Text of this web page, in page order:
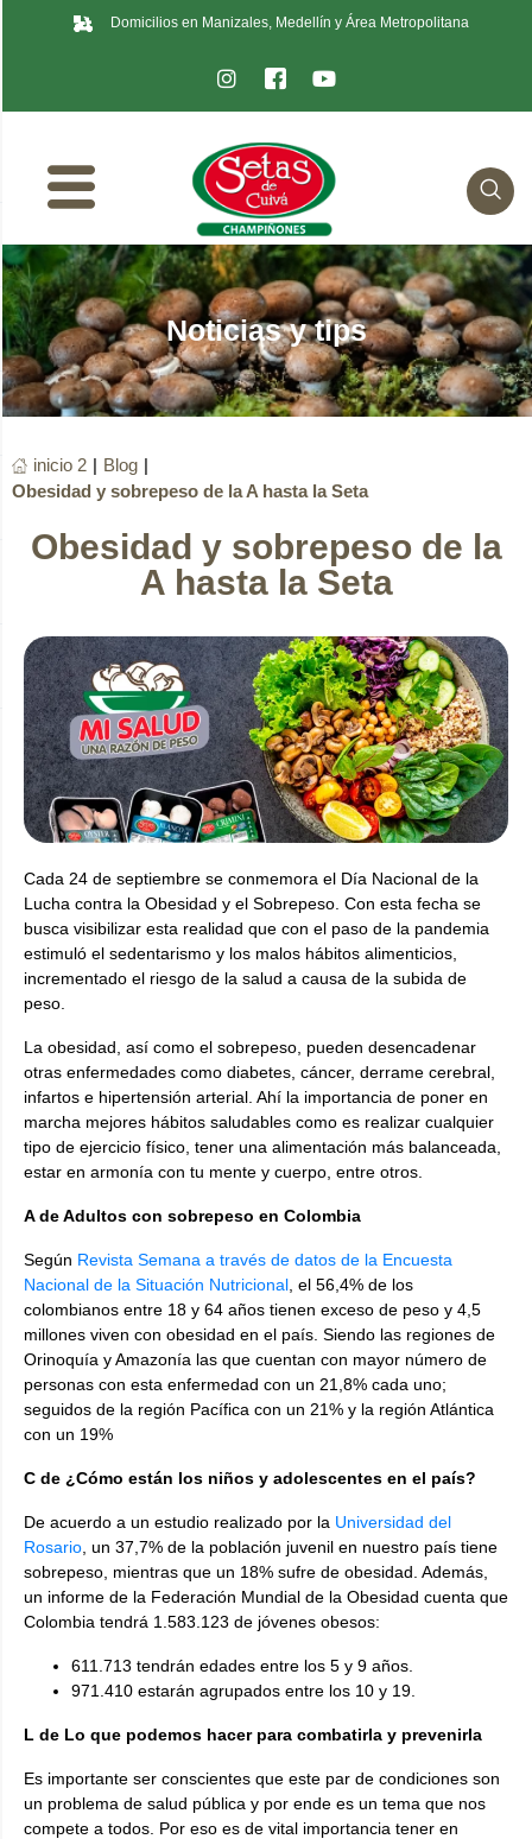
Domicilios en Manizales, Medellín y Área Metropolitana
Noticias y tips
inicio 2 | Blog |
Obesidad y sobrepeso de la A hasta la Seta
Obesidad y sobrepeso de la
A hasta la Seta
Cada 24 de septiembre se conmemora el Día Nacional de la
Lucha contra la Obesidad y el Sobrepeso. Con esta fecha se
busca visibilizar esta realidad que con el paso de la pandemia
estimuló el sedentarismo y los malos hábitos alimenticios,
incrementado el riesgo de la salud a causa de la subida de
peso.
La obesidad, así como el sobrepeso, pueden desencadenar
otras enfermedades como diabetes, cáncer, derrame cerebral,
infartos e hipertensión arterial. Ahí la importancia de poner en
marcha mejores hábitos saludables como es realizar cualquier
tipo de ejercicio físico, tener una alimentación más balanceada,
estar en armonía con tu mente y cuerpo, entre otros.
A de Adultos con sobrepeso en Colombia
Según Revista Semana a través de datos de la Encuesta
Nacional de la Situación Nutricional , el 56,4% de los
colombianos entre 18 y 64 años tienen exceso de peso y 4,5
millones viven con obesidad en el país. Siendo las regiones de
Orinoquía y Amazonía las que cuentan con mayor número de
personas con esta enfermedad con un 21,8% cada uno;
seguidos de la región Pacífica con un 21% y la región Atlántica
con un 19%
C de ¿Cómo están los niños y adolescentes en el país?
De acuerdo a un estudio realizado por la Universidad del
Rosario , un 37,7% de la población juvenil en nuestro país tiene
sobrepeso, mientras que un 18% sufre de obesidad. Además,
un informe de la Federación Mundial de la Obesidad cuenta que
Colombia tendrá 1.583.123 de jóvenes obesos:
611.713 tendrán edades entre los 5 y 9 años.
971.410 estarán agrupados entre los 10 y 19.
L de Lo que podemos hacer para combatirla y prevenirla
Es importante ser conscientes que este par de condiciones son
un problema de salud pública y por ende es un tema que nos
compete a todos. Por eso es de vital importancia tener en